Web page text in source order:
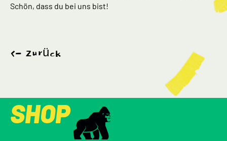
Schön, dass du bei uns bist!
Zurück
SHOP